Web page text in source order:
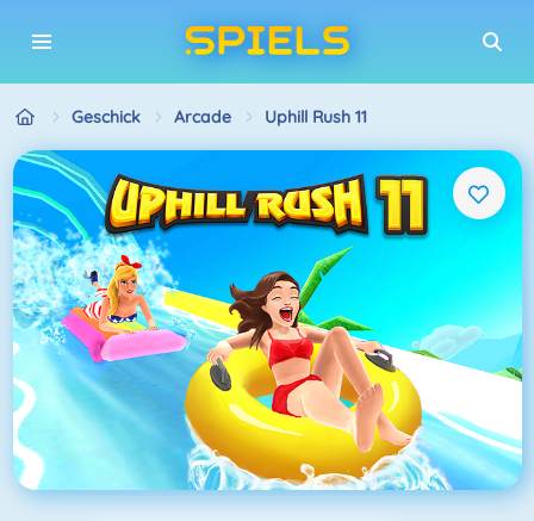
Geschick Arcade Uphill Rush 11